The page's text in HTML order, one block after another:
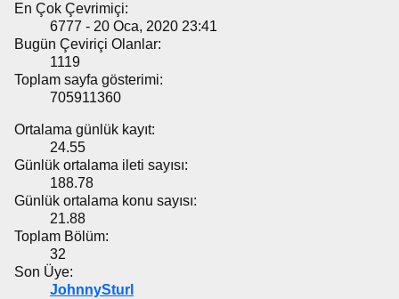
En Çok Çevrimiçi:
6777 - 20 Oca, 2020 23:41
Bugün Çeviriçi Olanlar:
1119
Toplam sayfa gösterimi:
705911360
Ortalama günlük kayıt:
24.55
Günlük ortalama ileti sayısı:
188.78
Günlük ortalama konu sayısı:
21.88
Toplam Bölüm:
32
Son Üye:
JohnnySturl